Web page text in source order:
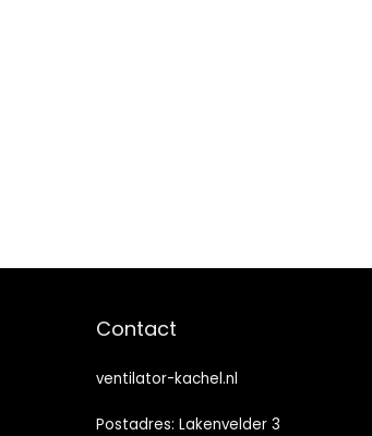
Contact
ventilator-kachel.nl
Postadres: Lakenvelder 3